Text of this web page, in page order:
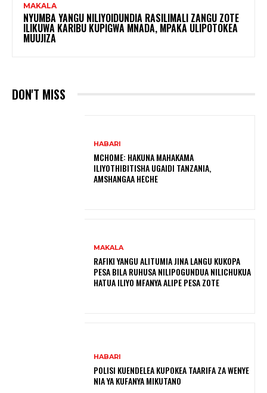
MAKALA
NYUMBA YANGU NILIYOIDUNDIA RASILIMALI ZANGU ZOTE
ILIKUWA KARIBU KUPIGWA MNADA, MPAKA ULIPOTOKEA
MUUJIZA
DON'T MISS
HABARI
MCHOME: HAKUNA MAHAKAMA
ILIYOTHIBITISHA UGAIDI TANZANIA,
AMSHANGAA HECHE
MAKALA
RAFIKI YANGU ALITUMIA JINA LANGU KUKOPA
PESA BILA RUHUSA NILIPOGUNDUA NILICHUKUA
HATUA ILIYO MFANYA ALIPE PESA ZOTE
HABARI
POLISI KUENDELEA KUPOKEA TAARIFA ZA WENYE
NIA YA KUFANYA MIKUTANO